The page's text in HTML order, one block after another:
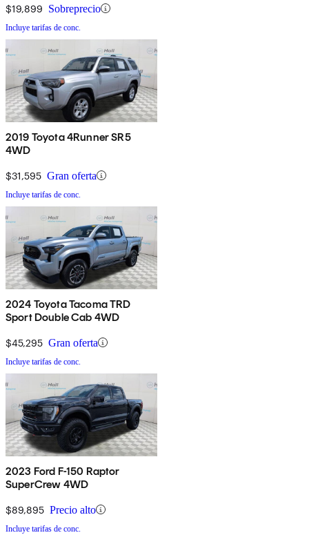
$19,899 Sobreprecio
Incluye tarifas de conc.
2019 Toyota 4Runner SR5
4WD
$31,595 Gran oferta
Incluye tarifas de conc.
2024 Toyota Tacoma TRD
Sport Double Cab 4WD
$45,295 Gran oferta
Incluye tarifas de conc.
2023 Ford F-150 Raptor
SuperCrew 4WD
$89,895 Precio alto
Incluye tarifas de conc.